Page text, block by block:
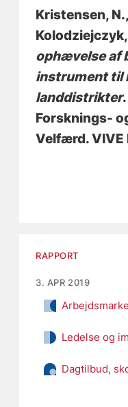
Kristensen, N.
ophævelse af
instrument til
landdistrikter
Forsknings-
Velfærd. VIVE
RAPPORT
3. APR 2019
Ledelse og
Dagtilbud,